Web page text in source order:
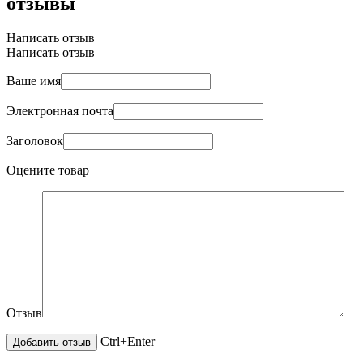
Написать отзыв
Написать отзыв
Ваше имя
Электронная почта
Заголовок
Оцените товар
Отзыв
Ctrl+Enter